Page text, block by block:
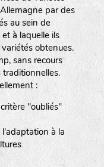
par des
au sein de
à laquelle ils
obtenues.
sans recours
:
"oubliés"
à la